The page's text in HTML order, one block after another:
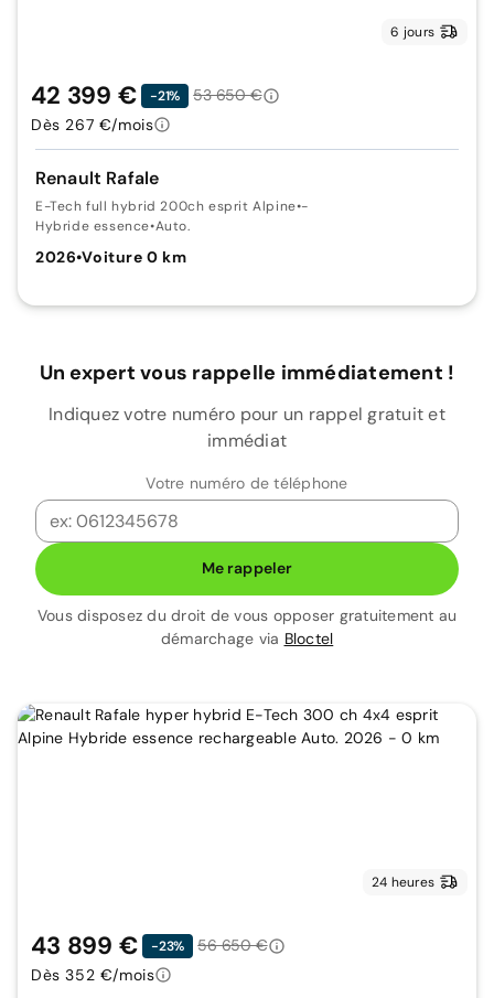
6 jours
Renault Rafale
E-Tech full hybrid 200ch esprit Alpine•-
Hybride essence•Auto.
2026•Voiture 0 km
42 399 € -21%
53 650 €
Dès 267 €/mois
Un expert vous rappelle immédiatement !
Indiquez votre numéro pour un rappel gratuit et
immédiat
Votre numéro de téléphone
Me rappeler
Vous disposez du droit de vous opposer gratuitement au
démarchage via Bloctel
24 heures
43 899 € -23%
56 650 €
Dès 352 €/mois